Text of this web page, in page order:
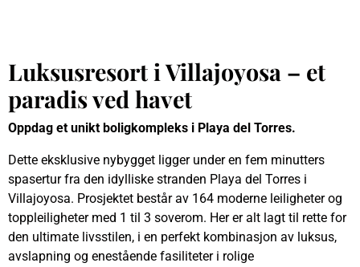
Luksusresort i Villajoyosa – et
paradis ved havet
Oppdag et unikt boligkompleks i Playa del Torres.
Dette eksklusive nybygget ligger under en fem minutters
spasertur fra den idylliske stranden Playa del Torres i
Villajoyosa. Prosjektet består av 164 moderne leiligheter og
toppleiligheter med 1 til 3 soverom. Her er alt lagt til rette for
den ultimate livsstilen, i en perfekt kombinasjon av luksus,
avslapning og enestående fasiliteter i rolige